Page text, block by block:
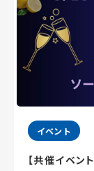
イベント
【共催イベン